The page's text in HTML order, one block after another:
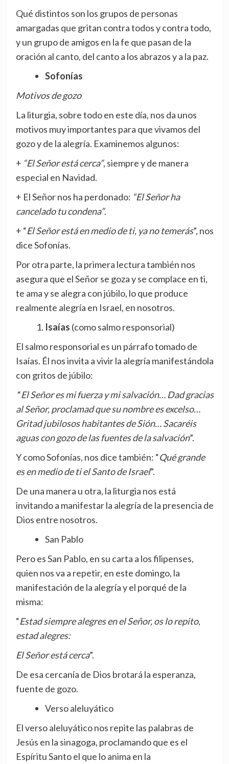
Qué distintos son los grupos de personas
amargadas que gritan contra todos y contra todo,
y un grupo de amigos en la fe que pasan de la
oración al canto, del canto a los abrazos y a la paz.
Sofonías
Motivos de gozo
La liturgia, sobre todo en este día, nos da unos
motivos muy importantes para que vivamos del
gozo y de la alegría. Examinemos algunos:
+ “El Señor está cerca”, siempre y de manera
especial en Navidad.
+ El Señor nos ha perdonado: “El Señor ha
cancelado tu condena”.
+ “El Señor está en medio de ti, ya no temerás”, nos
dice Sofonías.
Por otra parte, la primera lectura también nos
asegura que el Señor se goza y se complace en ti,
te ama y se alegra con júbilo, lo que produce
realmente alegría en Israel, en nosotros.
Isaías (como salmo responsorial)
El salmo responsorial es un párrafo tomado de
Isaías. Él nos invita a vivir la alegría manifestándola
con gritos de júbilo:
“El Señor es mi fuerza y mi salvación… Dad gracias
al Señor, proclamad que su nombre es excelso…
Gritad jubilosos habitantes de Sión… Sacaréis
aguas con gozo de las fuentes de la salvación”.
Y como Sofonías, nos dice también: “Qué grande
es en medio de ti el Santo de Israel”.
De una manera u otra, la liturgia nos está
invitando a manifestar la alegría de la presencia de
Dios entre nosotros.
San Pablo
Pero es San Pablo, en su carta a los filipenses,
quien nos va a repetir, en este domingo, la
manifestación de la alegría y el porqué de la
misma:
“Estad siempre alegres en el Señor, os lo repito,
estad alegres:
El Señor está cerca”.
De esa cercanía de Dios brotará la esperanza,
fuente de gozo.
Verso aleluyático
El verso aleluyático nos repite las palabras de
Jesús en la sinagoga, proclamando que es el
Espíritu Santo el que lo anima en la